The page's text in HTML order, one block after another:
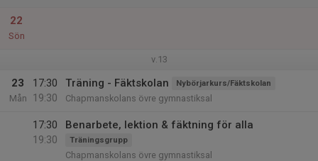
22
Sön
v.13
23
Mån
17:30
19:30
Träning - Fäktskolan Nybörjarkurs/Fäktskolan
Chapmanskolans övre gymnastiksal
17:30
19:30
Benarbete, lektion & fäktning för alla
Träningsgrupp
Chapmanskolans övre gymnastiksal